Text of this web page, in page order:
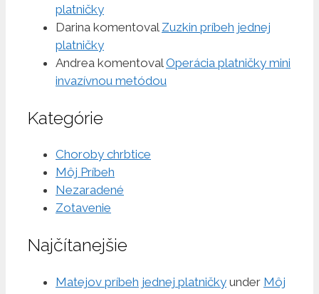
platničky
Darina komentoval Zuzkin príbeh jednej
platničky
Andrea komentoval Operácia platničky mini
invazívnou metódou
Kategórie
Choroby chrbtice
Môj Príbeh
Nezaradené
Zotavenie
Najčítanejšie
Matejov príbeh jednej platničky under Môj